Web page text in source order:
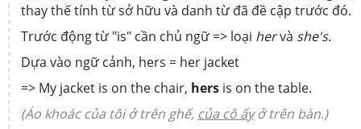
thay thế tính từ sở hữu và danh từ đã đề cập trước đó.
Trước động từ "is" cần chủ ngữ => loại hervà she's.
Dựa vào ngữ cảnh, hers = her jacket
=> My jacket is on the chair, hers is on the table.
(Áo khoác của tôi ở trên ghế, của cô ấyở trên bàn.)